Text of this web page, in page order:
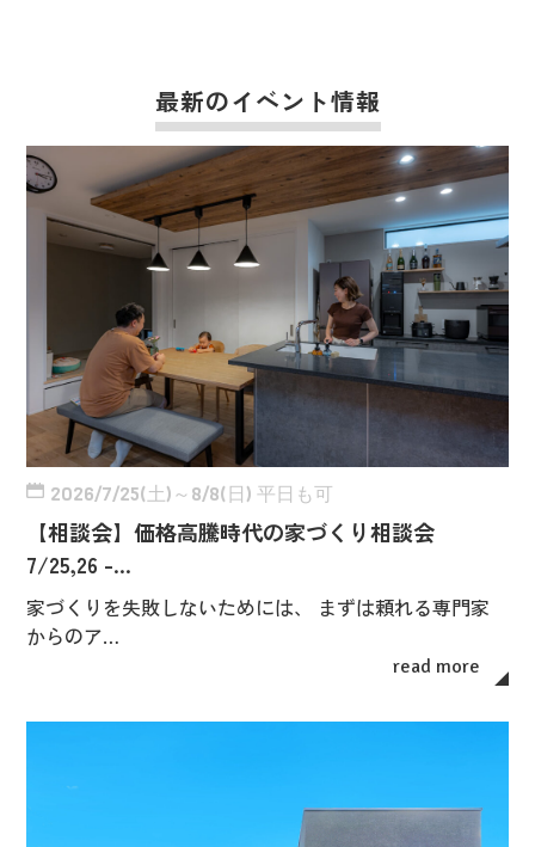
最新のイベント情報
2026/7/25(土)～8/8(日) 平日も可
【相談会】価格高騰時代の家づくり相談会
7/25,26 -…
家づくりを失敗しないためには、 まずは頼れる専門家
からのア…
read more